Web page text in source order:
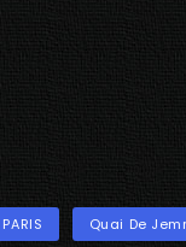
PARIS Quai De